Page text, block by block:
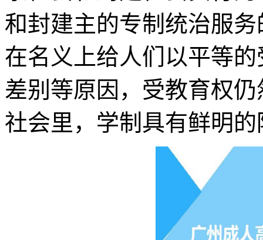
和封建主的专制统治服
在名义上给人们以平等
差别等原因，受教育权
社会里，学制具有鲜明